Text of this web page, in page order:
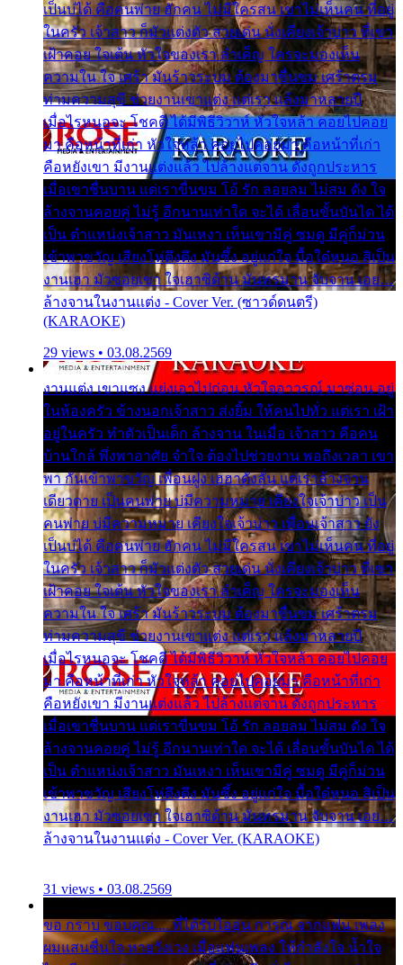
เป็นบ่ได้ คือคนพ่าย ฮักคน ไม่มีใครสน เขาไม่เห็นคน ที่อยู่
ในครัว เจ้าสาว ก็มัวแต่งตัว สวยเด่น นั่งเคียงเจ้าบ่าว ที่เขา
เฝ้าคอย ใจเต้น หัวใจของเรา ลำเค็ญ ใครจะมองเห็น
ความใน ใจ เศร้า มันร้าวระบม ต้องมาขื่นขม เศร้าตรม
ท่ามความสุขี ช่วยงานเขาแต่ง แต่เรา แล้งมาหลายปี
เมื่อไรหนอจะ โชคดี ได้มีพิธีวิวาห์ หัวใจหล้า คอยไปคอย
มา คือหน้าที่เก่า หัวใจหล้า คอยไปคอยมา คือหน้าที่เก่า
คือหยังเขา มีงานแต่งแล้ว ไปล้างแต่จาน ดั่งถูกประหาร
เมื่อเขาชื่นบาน แต่เราขื่นขม โอ้ รัก ลอยลม ไม่สม ดัง ใจ
ล้างจานคอยคู่ ไม่รู้ อีกนานเท่าใด จะได้ เลื่อนขั้นบันได ได้
เป็น ตำแหน่งเจ้าสาว มันเหงา เห็นเขามีคู่ ซมดู มีคู่ก็ม่วน
เข้าพาขวัญ เสียงโห่ตึงตึง มันซึ้ง อยู่แก่ใจ มื้อใด๋หนอ สิเป็น
งานเฮา มัวซอยเขา ใจเฮาซิด้าน มันทรมาน จับจาน เอย…
ล้างจานในงานแต่ง - Cover Ver. (ซาวด์ดนตรี)
(KARAOKE)
29 views • 03.08.2569
งานแต่ง เขาแซง แย่งเอาไปก่อน หัวใจอาวรณ์ มาซ่อน อยู่
ในห้องครัว ข้างนอกเจ้าสาว ส่งยิ้ม ให้คนไปทั่ว แต่เรา เฝ้า
อยู่ในครัว ทำตัวเป็นเด็ก ล้างจาน ในเมื่อ เจ้าสาว คือคน
บ้านใกล้ พึ่งพาอาศัย จำใจ ต้องไปช่วยงาน พอถึงเวลา เขา
พา กันเข้าพาขวัญ เพื่อนฝูง เฮฮาดังลั่น แต่เราล้างจาน
เดียวดาย เป็นคนพ่าย บ่มีความหมาย เคียงใจเจ้าบ่าว เป็น
คนพ่าย บ่มีความหมาย เคียงใจเจ้าบ่าว เพื่อนเจ้าสาว ยัง
เป็นบ่ได้ คือคนพ่าย ฮักคน ไม่มีใครสน เขาไม่เห็นคน ที่อยู่
ในครัว เจ้าสาว ก็มัวแต่งตัว สวยเด่น นั่งเคียงเจ้าบ่าว ที่เขา
เฝ้าคอย ใจเต้น หัวใจของเรา ลำเค็ญ ใครจะมองเห็น
ความใน ใจ เศร้า มันร้าวระบม ต้องมาขื่นขม เศร้าตรม
ท่ามความสุขี ช่วยงานเขาแต่ง แต่เรา แล้งมาหลายปี
เมื่อไรหนอจะ โชคดี ได้มีพิธีวิวาห์ หัวใจหล้า คอยไปคอย
มา คือหน้าที่เก่า หัวใจหล้า คอยไปคอยมา คือหน้าที่เก่า
คือหยังเขา มีงานแต่งแล้ว ไปล้างแต่จาน ดั่งถูกประหาร
เมื่อเขาชื่นบาน แต่เราขื่นขม โอ้ รัก ลอยลม ไม่สม ดัง ใจ
ล้างจานคอยคู่ ไม่รู้ อีกนานเท่าใด จะได้ เลื่อนขั้นบันได ได้
เป็น ตำแหน่งเจ้าสาว มันเหงา เห็นเขามีคู่ ซมดู มีคู่ก็ม่วน
เข้าพาขวัญ เสียงโห่ตึงตึง มันซึ้ง อยู่แก่ใจ มื้อใด๋หนอ สิเป็น
งานเฮา มัวซอยเขา ใจเฮาซิด้าน มันทรมาน จับจาน เอย…
ล้างจานในงานแต่ง - Cover Ver. (KARAOKE)
31 views • 03.08.2569
ขอ กราบ ขอบคุณ.... ที่ได้รับไออุ่น การุณ จากแฟน เพลง
ผมแสนชื่นใจ หายวังเวง เมื่อแฟนเพลง ให้กำลังใจ น้ำใจ